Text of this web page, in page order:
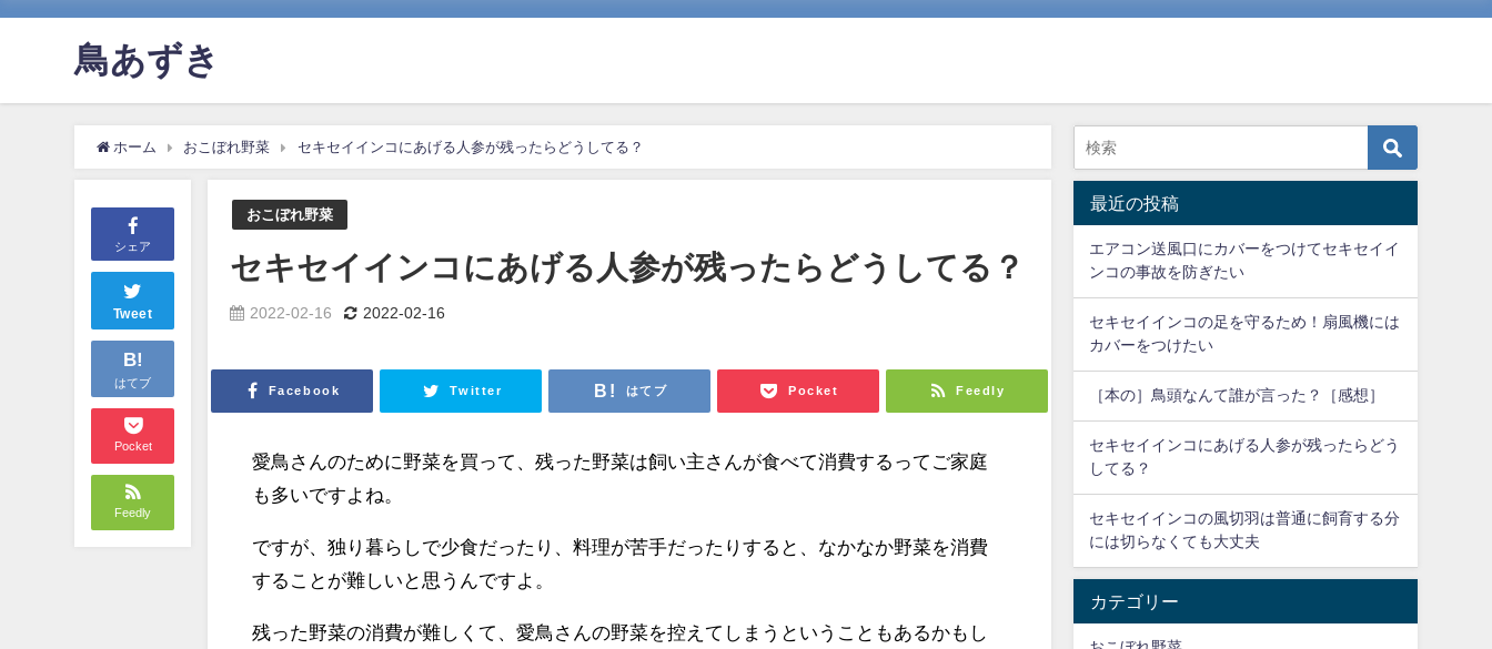
鳥あずき
ホーム おこぼれ野菜 セキセイインコにあげる人参が残ったらどうしてる？
シェア
Tweet
B!
はてブ
Pocket
Feedly
おこぼれ野菜
セキセイインコにあげる人参が残ったらどうしてる？
2022-02-16 2022-02-16
Facebook Twitter はてブ Pocket Feedly
愛鳥さんのために野菜を買って、残った野菜は飼い主さんが食べて消費するってご家庭
も多いですよね。
ですが、独り暮らしで少食だったり、料理が苦手だったりすると、なかなか野菜を消費
することが難しいと思うんですよ。
残った野菜の消費が難しくて、愛鳥さんの野菜を控えてしまうということもあるかもし
最近の投稿
エアコン送風口にカバーをつけてセキセイイ
ンコの事故を防ぎたい
セキセイインコの足を守るため！扇風機には
カバーをつけたい
［本の］鳥頭なんて誰が言った？［感想］
セキセイインコにあげる人参が残ったらどう
してる？
セキセイインコの風切羽は普通に飼育する分
には切らなくても大丈夫
カテゴリー